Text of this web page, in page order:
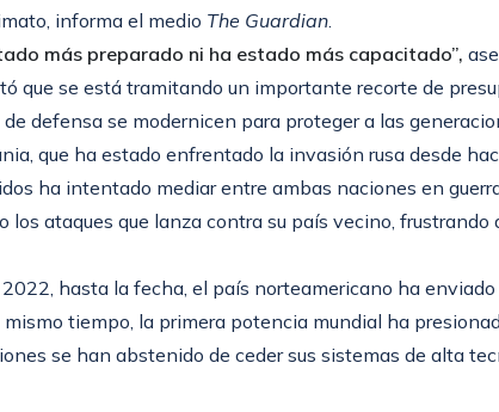
informa el medio The Guardian.
más preparado ni ha estado más capacitado”,
que se está tramitando un importante recorte de
defensa se modernicen para proteger a las
que ha estado enfrentado la invasión rusa desde
ha intentado mediar entre ambas naciones en
los ataques que lanza contra su país vecino,
hasta la fecha, el país norteamericano ha
tiempo, la primera potencia mundial ha
se han abstenido de ceder sus sistemas de alta